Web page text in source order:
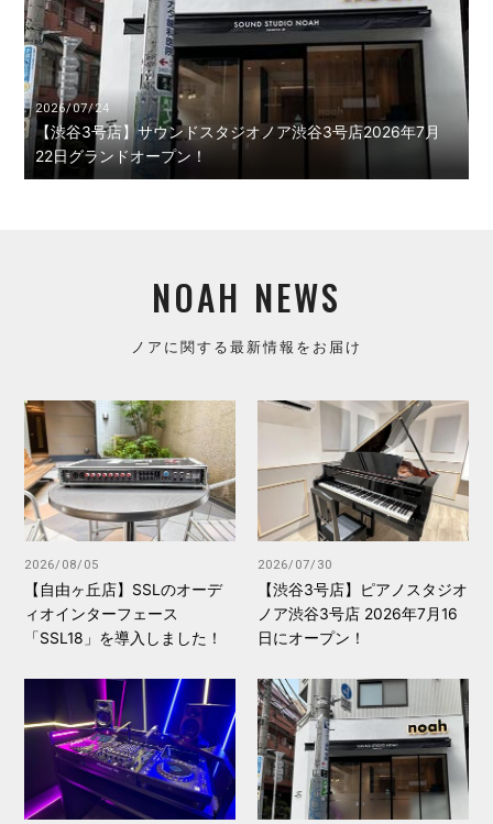
2026/07/24
【渋谷3号店】サウンドスタジオノア渋谷3号店2026年7月
22日グランドオープン！
NOAH NEWS
ノアに関する最新情報をお届け
2026/08/05
【自由ヶ丘店】SSLのオーデ
ィオインターフェース
「SSL18」を導入しました！
2026/07/30
【渋谷3号店】ピアノスタジオ
ノア渋谷3号店 2026年7月16
日にオープン！